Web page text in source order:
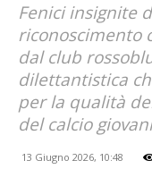
Fenici insignite
riconoscimento
dal club
dilettantistica
per la qualità
del calcio
13 Giugno 2026, 10:48